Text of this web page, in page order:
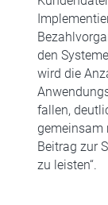
den
wird die
fallen,
gemeinsam
Beitrag zur
zu leisten“.